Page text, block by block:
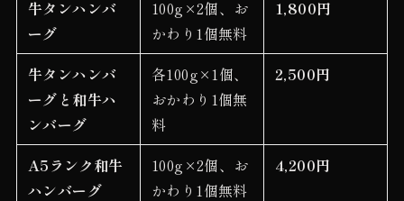
牛タンハンバ
ーグ
100g×2個、お
かわり1個無料
1,800円
牛タンハンバ
ーグと和牛ハ
ンバーグ
各100g×1個、
おかわり1個無
料
2,500円
A5ランク和牛
ハンバーグ
100g×2個、お
かわり1個無料
4,200円